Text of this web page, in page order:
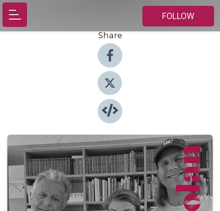
FOLLOW
Share